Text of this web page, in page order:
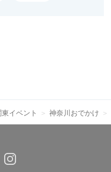
イベント 神奈川おでかけ